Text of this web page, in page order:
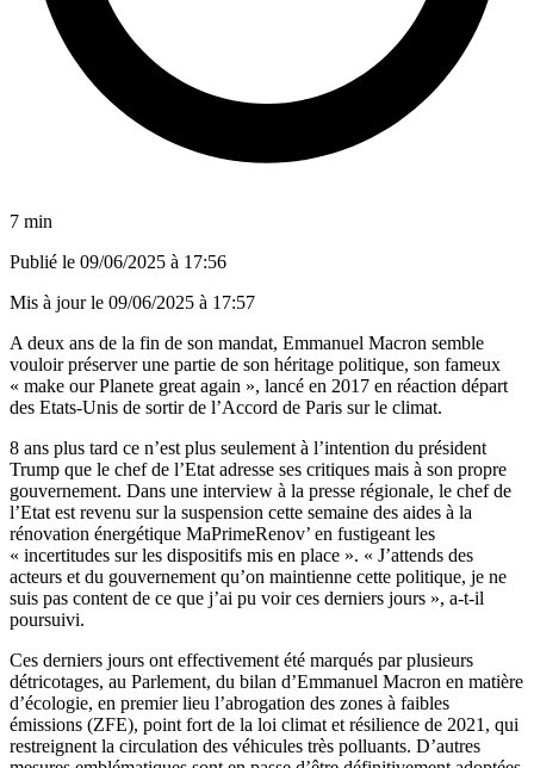
7 min
Publié le 09/06/2025 à 17:56
Mis à jour le 09/06/2025 à 17:57
A deux ans de la fin de son mandat, Emmanuel Macron semble
vouloir préserver une partie de son héritage politique, son fameux
« make our Planete great again », lancé en 2017 en réaction départ
des Etats-Unis de sortir de l’Accord de Paris sur le climat.
8 ans plus tard ce n’est plus seulement à l’intention du président
Trump que le chef de l’Etat adresse ses critiques mais à son propre
gouvernement. Dans une interview à la presse régionale, le chef de
l’Etat est revenu sur la suspension cette semaine des aides à la
rénovation énergétique MaPrimeRenov’ en fustigeant les
« incertitudes sur les dispositifs mis en place ». « J’attends des
acteurs et du gouvernement qu’on maintienne cette politique, je ne
suis pas content de ce que j’ai pu voir ces derniers jours », a-t-il
poursuivi.
Ces derniers jours ont effectivement été marqués par plusieurs
détricotages, au Parlement, du bilan d’Emmanuel Macron en matière
d’écologie, en premier lieu l’abrogation des zones à faibles
émissions (ZFE), point fort de la loi climat et résilience de 2021, qui
restreignent la circulation des véhicules très polluants. D’autres